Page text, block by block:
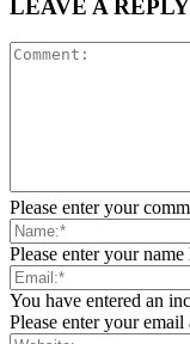
LEAVE A REPLY
Please enter your
Please enter your name
You have entered an
Please enter your email